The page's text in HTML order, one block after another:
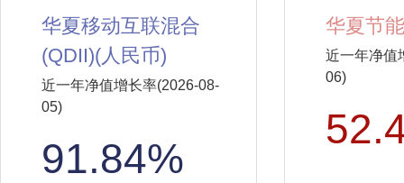
华夏移动互联混合
(QDII)(人民币)
近一年净值增长率(2026-08-
05)
91.84%
华夏节
近一年净值
06)